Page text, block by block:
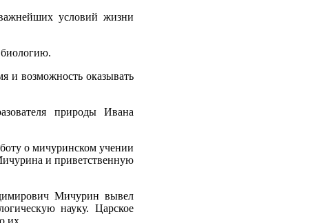
условий жизни
биологию.
и возможность оказывать
природы Ивана
о мичуринском учении
и приветственную
Мичурин вывел
науку. Царское
их.